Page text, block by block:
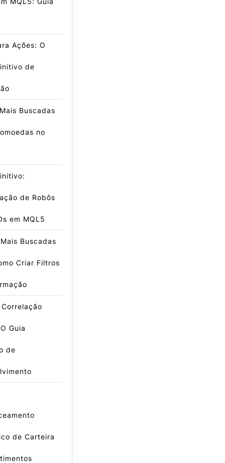
Ações: O
de
Buscadas
no
de Robôs
em MQL5
Buscadas
Criar Filtros
Guia
de
de Carteira